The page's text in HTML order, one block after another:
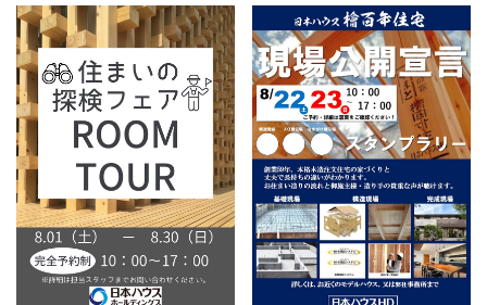
福井
茨城
栃木
群馬
三重
兵庫
奈良
滋賀
和歌山
香川
愛媛
鳥取
島根
広島
山口
福岡
佐賀
熊本
大分
宮崎
鹿児島
分譲マンション
※現住所のある都道府県以外の建築予定地の方でも現住所の有るお近
くの展示場又は店舗にお問合せください。移住の計画の方もご相談対
応します。お気軽にご相談ください。
会津
千葉県
千葉
柏
茨城県
水戸
栃木県
宇都宮
小山
群馬県
群馬
伊勢崎
三重県
四日市
奈良県
奈良
愛媛県
松山
佐賀県
佐賀
熊本県
熊本
大分県
大分
宮崎県
宮崎
鹿児島県
鹿児島